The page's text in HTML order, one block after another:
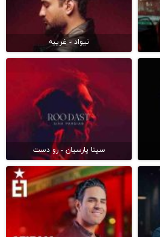
نیواد - غریبه
سینا پارسیان - رو دست